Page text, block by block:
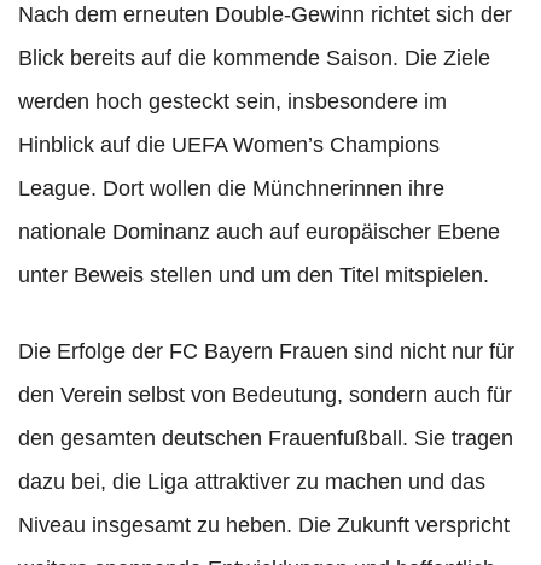
Nach dem erneuten Double-Gewinn richtet sich der
Blick bereits auf die kommende Saison. Die Ziele
werden hoch gesteckt sein, insbesondere im
Hinblick auf die UEFA Women’s Champions
League. Dort wollen die Münchnerinnen ihre
nationale Dominanz auch auf europäischer Ebene
unter Beweis stellen und um den Titel mitspielen.
Die Erfolge der FC Bayern Frauen sind nicht nur für
den Verein selbst von Bedeutung, sondern auch für
den gesamten deutschen Frauenfußball. Sie tragen
dazu bei, die Liga attraktiver zu machen und das
Niveau insgesamt zu heben. Die Zukunft verspricht